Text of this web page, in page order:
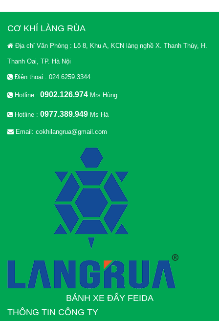
CƠ KHÍ LÀNG RÙA
Địa chỉ Văn Phòng : Lô 8, Khu A, KCN làng nghề X. Thanh Thùy, H.
Thanh Oai, TP. Hà Nội
Điện thoại : 024.6259.3344
Hotline : 0902.126.974 Mrs Hùng
Hotline : 0977.389.949 Ms Hà
Email: cokhilangrua@gmail.com
BÁNH XE ĐẨY FEIDA
THÔNG TIN CÔNG TY